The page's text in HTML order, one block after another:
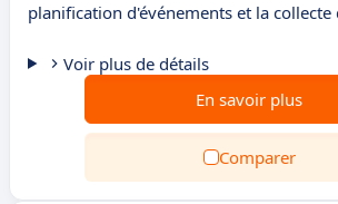
planification d'événements et la collecte
Voir plus de détails
En savoir plus
Comparer